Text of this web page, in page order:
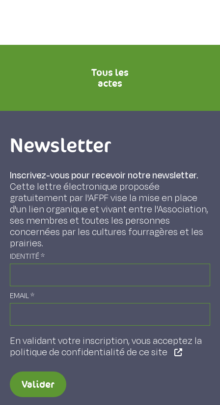
Tous les
actes
Newsletter
Inscrivez-vous pour recevoir notre newsletter.
Cette lettre électronique proposée
gratuitement par l'AFPF vise la mise en place
d'un lien organique et vivant entre l'Association,
ses membres et toutes les personnes
concernées par les cultures fourragères et les
prairies.
IDENTITÉ*
EMAIL*
En validant votre inscription, vous acceptez la
politique de confidentialité de ce site
Valider